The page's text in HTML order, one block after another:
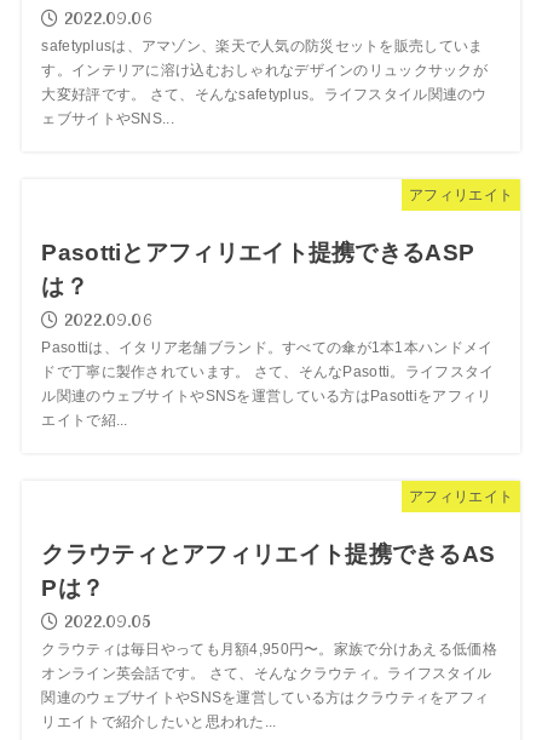
2022.09.06
safetyplusは、アマゾン、楽天で人気の防災セットを販売していま
す。インテリアに溶け込むおしゃれなデザインのリュックサックが
大変好評です。 さて、そんなsafetyplus。ライフスタイル関連のウ
ェブサイトやSNS...
アフィリエイト
Pasottiとアフィリエイト提携できるASP
は？
2022.09.06
Pasottiは、イタリア老舗ブランド。すべての傘が1本1本ハンドメイ
ドで丁寧に製作されています。 さて、そんなPasotti。ライフスタイ
ル関連のウェブサイトやSNSを運営している方はPasottiをアフィリ
エイトで紹...
アフィリエイト
クラウティとアフィリエイト提携できるAS
Pは？
2022.09.05
クラウティは毎日やっても月額4,950円〜。家族で分けあえる低価格
オンライン英会話です。 さて、そんなクラウティ。ライフスタイル
関連のウェブサイトやSNSを運営している方はクラウティをアフィ
リエイトで紹介したいと思われた...